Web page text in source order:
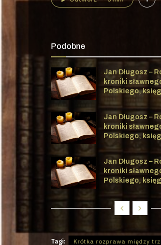
Podobne
Jan Długosz –
kroniki
Polskiego,
Jan Długosz –
kroniki
Polskiego,
Jan Długosz –
kroniki
Polskiego,
Tagi: Krótka rozprawa między